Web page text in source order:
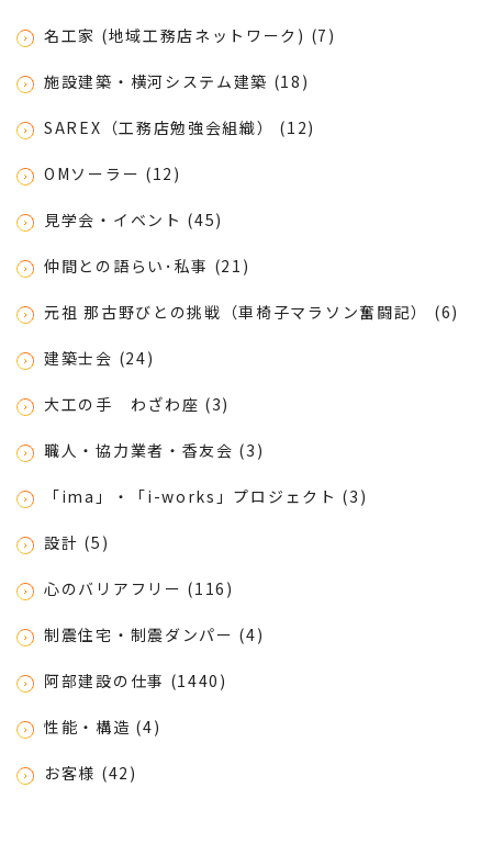
名工家 (地域工務店ネットワーク) (7)
施設建築・横河システム建築 (18)
SAREX（工務店勉強会組織） (12)
OMソーラー (12)
見学会・イベント (45)
仲間との語らい･私事 (21)
元祖 那古野びとの挑戦（車椅子マラソン奮闘記） (6)
建築士会 (24)
大工の手 わざわ座 (3)
職人・協力業者・香友会 (3)
「ima」・「i-works」プロジェクト (3)
設計 (5)
心のバリアフリー (116)
制震住宅・制震ダンパー (4)
阿部建設の仕事 (1440)
性能・構造 (4)
お客様 (42)